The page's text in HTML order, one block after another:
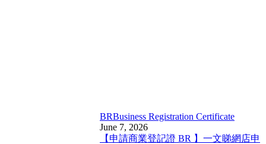
BRBusiness Registration Certificate
June 7, 2026
【申請商業登記證 BR 】一文睇網店申